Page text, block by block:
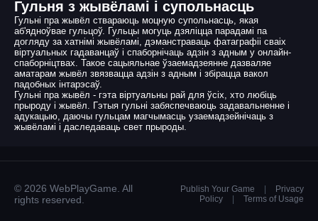
Гульня з жывёламі і супольнасць
Гульні пра жывёл ствараюць моцную супольнасць, якая
аб'ядноўвае гульцоў. Гульцы могуць дзяліцца парадамі па
догляду за хатнімі жывёламі, дэманстраваць фатаграфіі сваіх
віртуальных гадаванцаў і спаборнічаць адзін з адным у онлайн-
спаборніцтвах. Такое сацыяльнае ўзаемадзеянне дазваляе
аматарам жывёл звязвацца адзін з адным і збірацца вакол
падобных інтарэсаў.
Гульні пра жывёл - гэта віртуальны рай для ўсіх, хто любіць
прыроду і жывёл. Гэтыя гульні забяспечваюць задавальненне і
адукацыю, даючы гульцам магчымасць узаемадзейнічаць з
жывёламі і даследаваць свет прыроды.
© 2026 WebPlayGame. All
rights reserved.
Publish Your Game
Privacy
Policy
Terms of Usage